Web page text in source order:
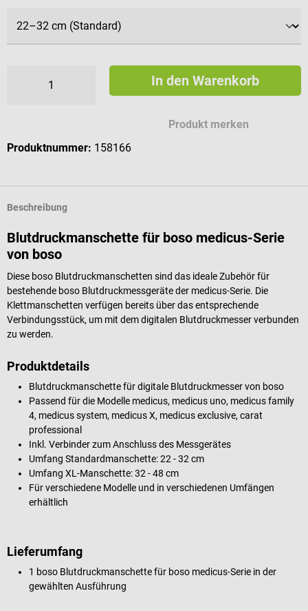
In den Warenkorb
Produkt merken
Produktnummer: 158166
Beschreibung
Blutdruckmanschette für boso medicus-Serie
von boso
Diese boso Blutdruckmanschetten sind das ideale Zubehör für
bestehende boso Blutdruckmessgeräte der medicus-Serie. Die
Klettmanschetten verfügen bereits über das entsprechende
Verbindungsstück, um mit dem digitalen Blutdruckmesser verbunden
zu werden.
Produktdetails
Blutdruckmanschette für digitale Blutdruckmesser von boso
Passend für die Modelle medicus, medicus uno, medicus family
4, medicus system, medicus X, medicus exclusive, carat
professional
Inkl. Verbinder zum Anschluss des Messgerätes
Umfang Standardmanschette: 22 - 32 cm
Umfang XL-Manschette: 32 - 48 cm
Für verschiedene Modelle und in verschiedenen Umfängen
erhältlich
Lieferumfang
1 boso Blutdruckmanschette für boso medicus-Serie in der
gewählten Ausführung